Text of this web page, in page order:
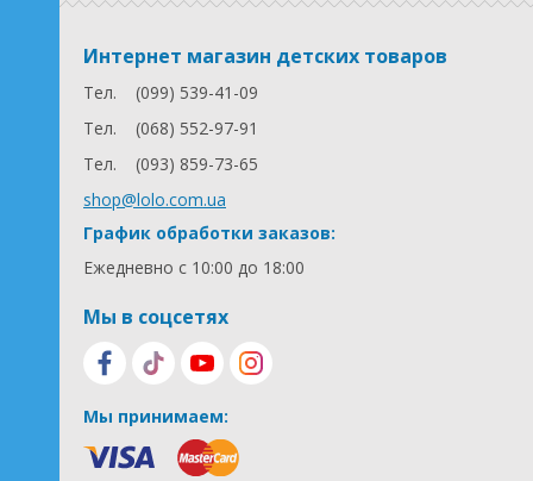
Интернет магазин детских товаров
Тел.
(099) 539-41-09
Тел.
(068) 552-97-91
Тел.
(093) 859-73-65
shop@lolo.com.ua
График обработки заказов:
Ежедневно с 10:00 до 18:00
Мы в соцсетях
Мы принимаем: